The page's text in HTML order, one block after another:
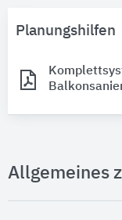
Planungshilfen
Allgemeines